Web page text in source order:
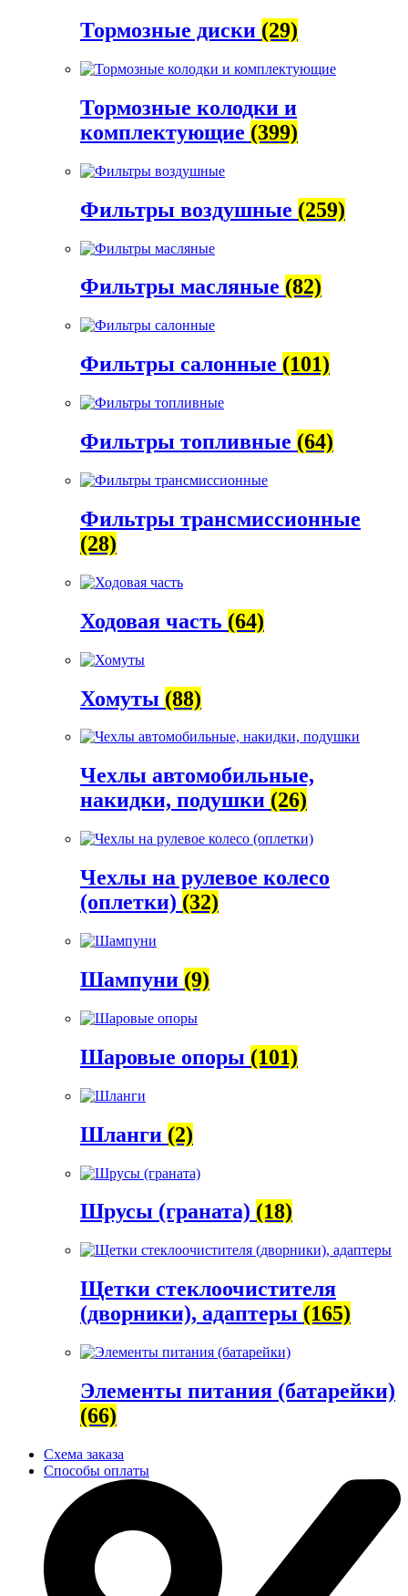
Тормозные диски (29)
Тормозные колодки и
комплектующие (399)
Фильтры воздушные (259)
Фильтры масляные (82)
Фильтры салонные (101)
Фильтры топливные (64)
Фильтры трансмиссионные
(28)
Ходовая часть (64)
Хомуты (88)
Чехлы автомобильные,
накидки, подушки (26)
Чехлы на рулевое колесо
(оплетки) (32)
Шампуни (9)
Шаровые опоры (101)
Шланги (2)
Шрусы (граната) (18)
Щетки стеклоочистителя
(дворники), адаптеры (165)
Элементы питания (батарейки)
(66)
Схема заказа
Способы оплаты